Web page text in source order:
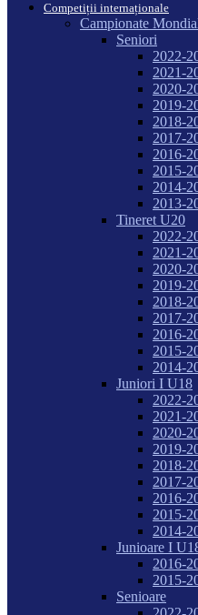
Competiții internaționale
Campionate
Seniori
2022-
2021-
2020-
2019-
2018-
2017-
2016-
2015-
2014-
2013-
Tineret U20
2022-
2021-
2020-
2019-
2018-
2017-
2016-
2015-
2014-
Juniori I U18
2022-
2021-
2020-
2019-
2018-
2017-
2016-
2015-
2014-
Junioare I
2016-
2015-
Senioare